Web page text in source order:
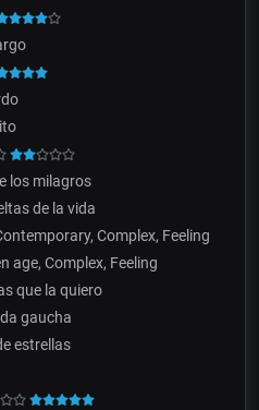
los milagros
de la vida
Complex, Feeling
age, Complex, Feeling
que la quiero
gaucha
estrellas